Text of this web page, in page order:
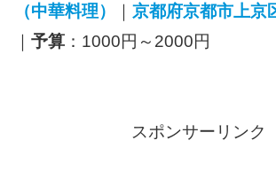
（中華料理）
京都府京都市上京
予算 ：1000円～2000円
スポンサーリンク